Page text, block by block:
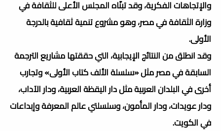
والإتجاهات الفكرية، وقد تبنّاه المجلس الأعلى للثقافة في
وزارة الثقافة في مصر، وهو مشروع تنمية ثقافية بالدرجة
الأولى.
وقد انطلق من النتائج الإيجابية، التي حققتها مشاريع الترجمة
السابقة في مصر مثل «سلسلة الألف كتاب الأولى» وتجارب
أخرى في البلدان العربية مثل دار اليقظة العربية، ودار الآداب،
ودار عويدات، ودار المأمون، وسلسلتي عالم المعرفة وإبداعات
في الكويت.